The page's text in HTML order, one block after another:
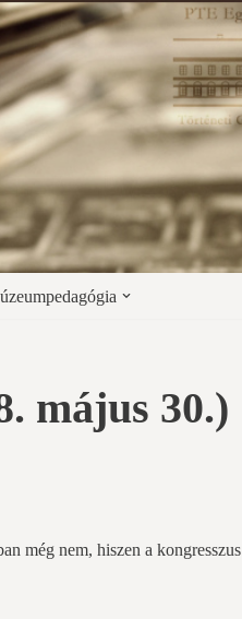
május 30.)
még nem, hiszen a kongresszus